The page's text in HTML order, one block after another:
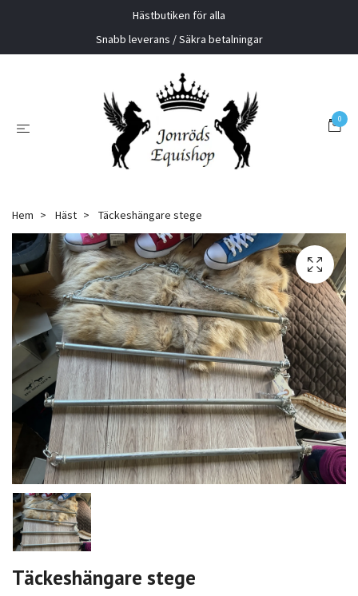
Hästbutiken för alla
Snabb leverans / Säkra betalningar
0
Hem Häst Täckeshängare stege
Täckeshängare stege